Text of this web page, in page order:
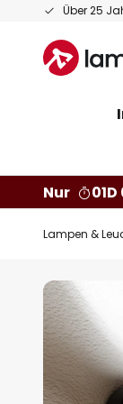
Über 25
Zum
springen
Nur
Lampen &
Zum
Ende
der
Bildgalerie
springen